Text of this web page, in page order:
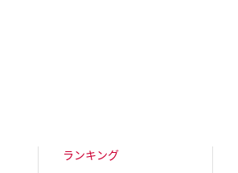
ランキング